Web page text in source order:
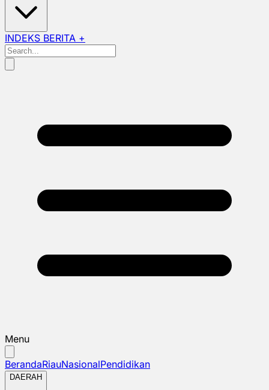
INDEKS BERITA +
Menu
BerandaRiauNasionalPendidikan
DAERAH